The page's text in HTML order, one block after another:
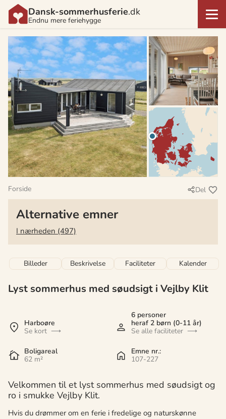
Dansk-sommerhusferie.dk
Endnu mere feriehygge
Forside Del
Alternative emner
I nærheden (497)
Billeder Beskrivelse Faciliteter Kalender
Lyst sommerhus med søudsigt i Vejlby Klit
Harboøre
Se kort
6 personer
heraf 2 børn (0-11 år)
Se alle faciliteter
Boligareal
62 m²
Emne nr.:
107-227
Velkommen til et lyst sommerhus med søudsigt og
ro i smukke Vejlby Klit.
Hvis du drømmer om en ferie i fredelige og naturskønne